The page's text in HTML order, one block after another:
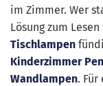
im Zimmer. Wer
Lösung zum
Tischlampen
Kinderzimmer
Wandlampen.